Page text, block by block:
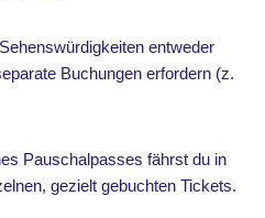
entweder
Buchungen erfordern (z.
Pauschalpasses fährst du in
gezielt gebuchten Tickets.